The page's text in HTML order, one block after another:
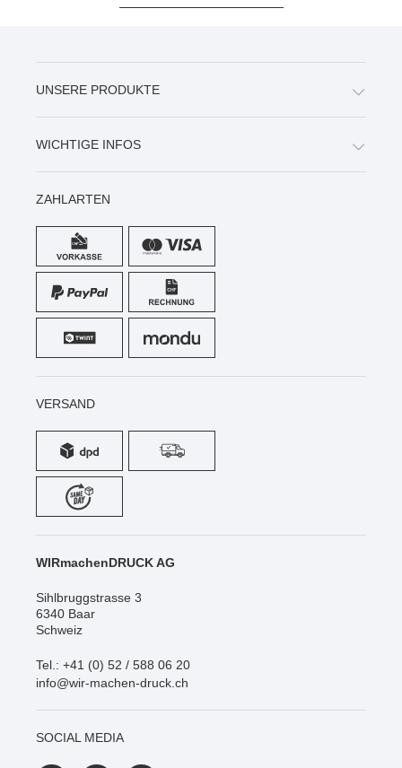
UNSERE PRODUKTE
WICHTIGE INFOS
ZAHLARTEN
VERSAND
WIRmachenDRUCK AG
Sihlbruggstrasse 3
6340 Baar
Schweiz
Tel.: +41 (0) 52 / 588 06 20
info@wir-machen-druck.ch
SOCIAL MEDIA